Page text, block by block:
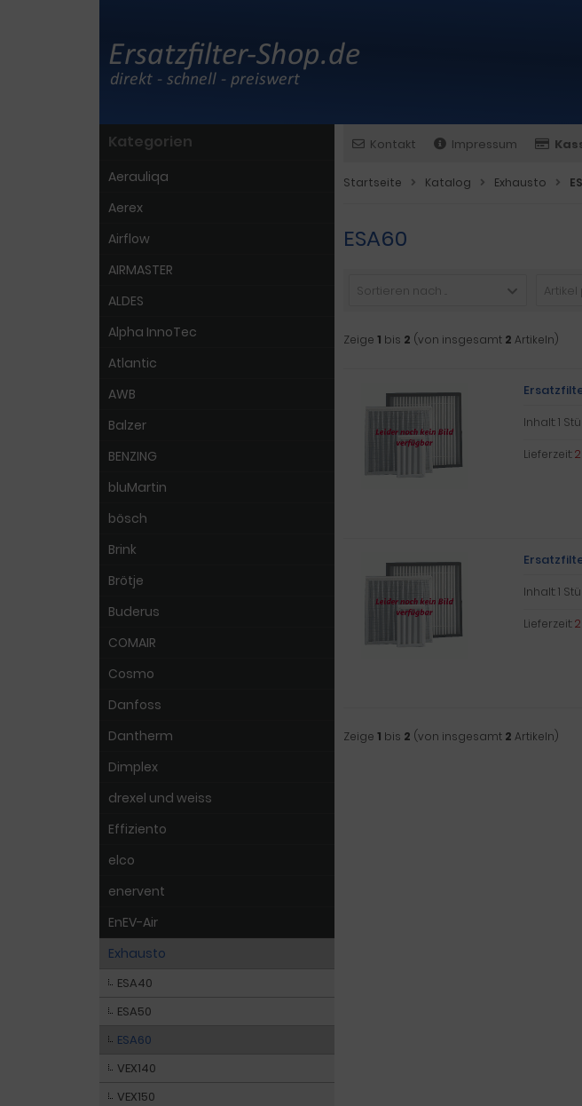
Kontakt Impressum
Startseite Katalog Exhausto
ESA60
Sortieren nach ...
Zeige 1 bis 2 (von insgesamt 2 Artikeln)
Inhalt: 1
Lieferzeit:
Inhalt: 1
Lieferzeit:
Zeige 1 bis 2 (von insgesamt 2 Artikeln)
Kategorien
Aerauliqa
Aerex
Airflow
AIRMASTER
ALDES
Alpha InnoTec
Atlantic
AWB
Balzer
BENZING
bluMartin
bösch
Brink
Brötje
Buderus
COMAIR
Cosmo
Danfoss
Dantherm
Dimplex
drexel und weiss
Effiziento
elco
enervent
EnEV-Air
Exhausto
ESA40
ESA50
ESA60
VEX140
VEX150